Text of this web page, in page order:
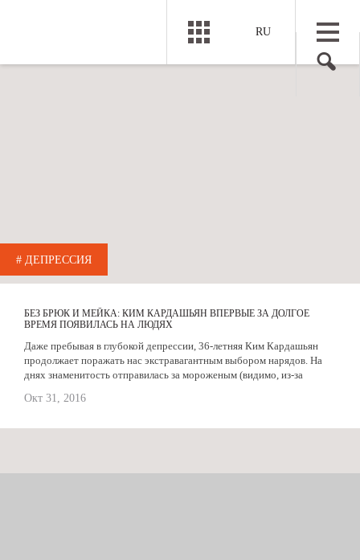
RU
# ДЕПРЕССИЯ
БЕЗ БРЮК И МЕЙКА: КИМ КАРДАШЬЯН ВПЕРВЫЕ ЗА ДОЛГОЕ
ВРЕМЯ ПОЯВИЛАСЬ НА ЛЮДЯХ
Даже пребывая в глубокой депрессии, 36-летняя Ким Кардашьян
продолжает поражать нас экстравагантным выбором нарядов. На
днях знаменитость отправилась за мороженым (видимо, из-за
Окт 31, 2016